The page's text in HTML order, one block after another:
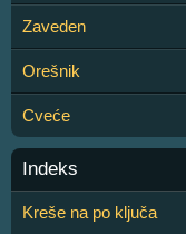
Zaveden
Orešnik
Cveće
Indeks
Kreše na po ključa